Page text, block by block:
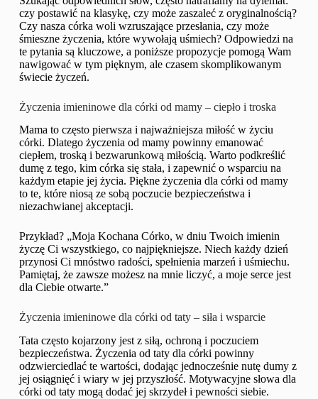
czy postawić na klasykę, czy może zaszaleć z oryginalnością?
Czy nasza córka woli wzruszające przesłania, czy może
śmieszne życzenia, które wywołają uśmiech? Odpowiedzi na
te pytania są kluczowe, a poniższe propozycje pomogą Wam
nawigować w tym pięknym, ale czasem skomplikowanym
świecie życzeń.
Życzenia imieninowe dla córki od mamy – ciepło i troska
Mama to często pierwsza i najważniejsza miłość w życiu
córki. Dlatego życzenia od mamy powinny emanować
ciepłem, troską i bezwarunkową miłością. Warto podkreślić
dumę z tego, kim córka się stała, i zapewnić o wsparciu na
każdym etapie jej życia. Piękne życzenia dla córki od mamy
to te, które niosą ze sobą poczucie bezpieczeństwa i
niezachwianej akceptacji.
Przykład? „Moja Kochana Córko, w dniu Twoich imienin
życzę Ci wszystkiego, co najpiękniejsze. Niech każdy dzień
przynosi Ci mnóstwo radości, spełnienia marzeń i uśmiechu.
Pamiętaj, że zawsze możesz na mnie liczyć, a moje serce jest
dla Ciebie otwarte.”
Życzenia imieninowe dla córki od taty – siła i wsparcie
Tata często kojarzony jest z siłą, ochroną i poczuciem
bezpieczeństwa. Życzenia od taty dla córki powinny
odzwierciedlać te wartości, dodając jednocześnie nutę dumy z
jej osiągnięć i wiary w jej przyszłość. Motywacyjne słowa dla
córki od taty mogą dodać jej skrzydeł i pewności siebie.